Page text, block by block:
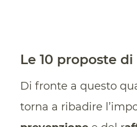
Le 10 proposte
Di fronte a questo
torna a ribadire